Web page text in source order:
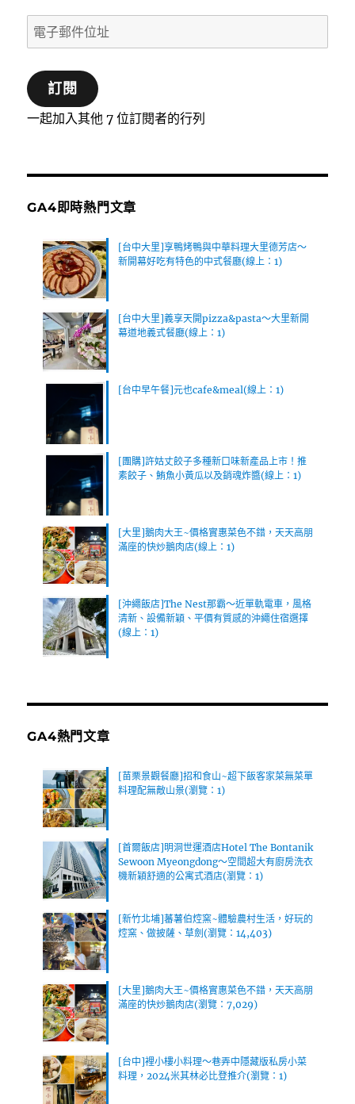
電
子
郵
件
位
訂閱
一起加入其他 7 位訂閱者的行列
GA4即時熱門文章
[台中大里]享鴨烤鴨與中華料理大里德芳店～
新開幕好吃有特色的中式餐廳(線上：1)
[台中大里]義享天開pizza&pasta～大里新開
幕道地義式餐廳(線上：1)
[台中早午餐]元也cafe&meal(線上：1)
[團購]許姑丈餃子多種新口味新產品上市！推
素餃子、鮪魚小黃瓜以及銷魂炸醬(線上：1)
[大里]鵝肉大王~價格實惠菜色不錯，天天高朋
滿座的快炒鵝肉店(線上：1)
[沖繩飯店]The Nest那霸～近單軌電車，風格
清新、設備新穎、平價有質感的沖繩住宿選擇
(線上：1)
GA4熱門文章
[苗栗景觀餐廳]招和食山~超下飯客家菜無菜單
料理配無敵山景(瀏覽：1)
[首爾飯店]明洞世運酒店Hotel The Bontanik
Sewoon Myeongdong～空間超大有廚房洗衣
機新穎舒適的公寓式酒店(瀏覽：1)
[新竹北埔]蕃薯伯焢窯~體驗農村生活，好玩的
焢窯、做披薩、草劍(瀏覽：14,403)
[大里]鵝肉大王~價格實惠菜色不錯，天天高朋
滿座的快炒鵝肉店(瀏覽：7,029)
[台中]裡小樓小料理～巷弄中隱藏版私房小菜
料理，2024米其林必比登推介(瀏覽：1)